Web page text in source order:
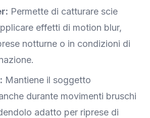
Permette di catturare scie
effetti di motion blur,
notturne o in condizioni di
Mantiene il soggetto
durante movimenti bruschi
adatto per riprese di